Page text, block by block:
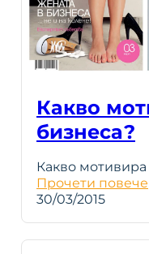
Какво
бизнеса?
Какво
Прочети повече
30/03/2015